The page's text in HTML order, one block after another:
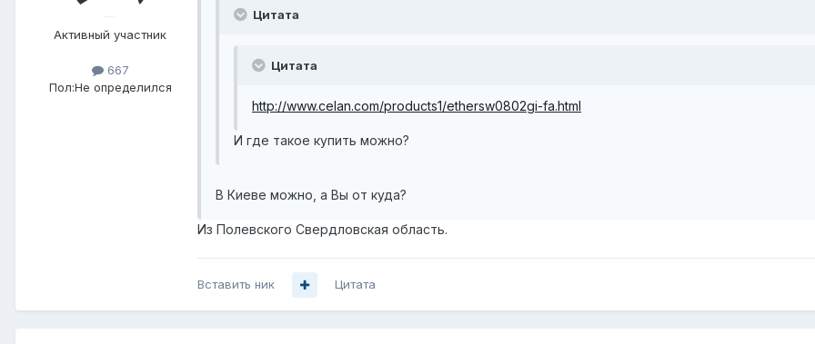
Активный участник
667
Пол:Не определился
Цитата
Цитата
http://www.celan.com/products1/ethersw0802gi-fa.html
И где такое купить можно?
В Киеве можно, а Вы от куда?
Из Полевского Свердловская область.
Вставить ник Цитата